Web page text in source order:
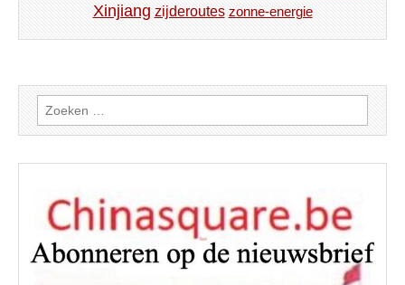
Xinjiang zijderoutes zonne-energie
Zoeken
naar: